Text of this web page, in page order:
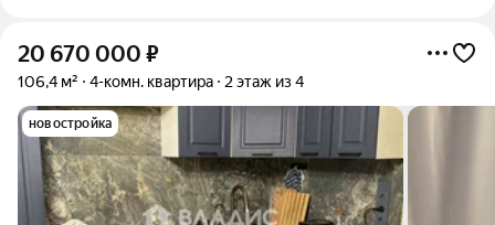
20 670 000 ₽
106,4 м² 4-комн. квартира 2 этаж из 4
новостройка